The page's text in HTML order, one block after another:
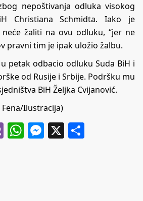
nepoštivanja odluka visokog
Christiana Schmidta. Iako je
žaliti na ovu odluku, “jer ne
pravni tim je ipak uložio žalbu.
petak odbacio odluku Suda BiH i
od Rusije i Srbije. Podršku mu
BiH Željka Cvijanović.
Ilustracija)
ViberWhatsApp
Messenger
X